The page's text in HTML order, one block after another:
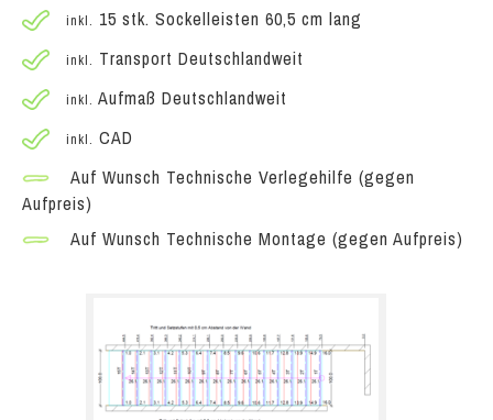
inkl. 15 stk. Sockelleisten 60,5 cm lang
inkl. Transport Deutschlandweit
inkl. Aufmaß Deutschlandweit
inkl. CAD
Auf Wunsch Technische Verlegehilfe (gegen
Aufpreis)
Auf Wunsch Technische Montage (gegen Aufpreis)